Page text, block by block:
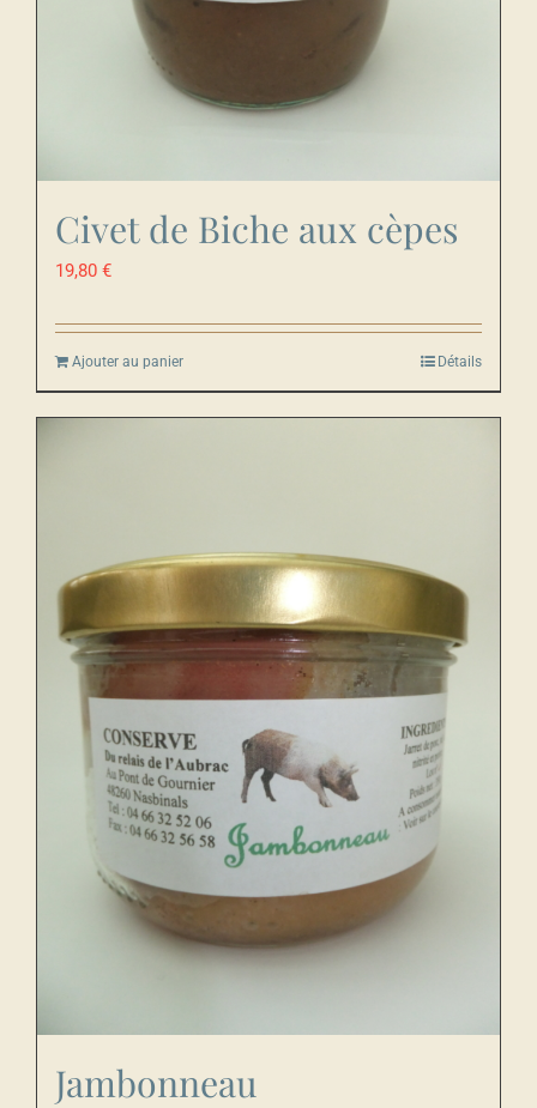
Civet de Biche aux cèpes
19,80 €
Ajouter au panier Détails
Jambonneau